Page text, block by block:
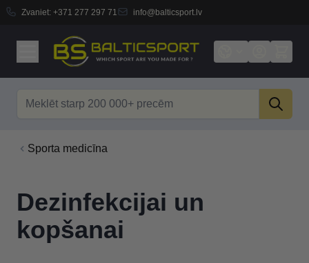
Zvaniet: +371 277 297 71 info@balticsport.lv
Sporta medicīna
Dezinfekcijai un
kopšanai